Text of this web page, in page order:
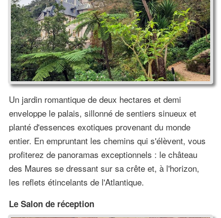
Un jardin romantique de deux hectares et demi
enveloppe le palais, sillonné de sentiers sinueux et
planté d'essences exotiques provenant du monde
entier. En empruntant les chemins qui s'élèvent, vous
profiterez de panoramas exceptionnels : le château
des Maures se dressant sur sa crête et, à l'horizon,
les reflets étincelants de l'Atlantique.
Le Salon de réception